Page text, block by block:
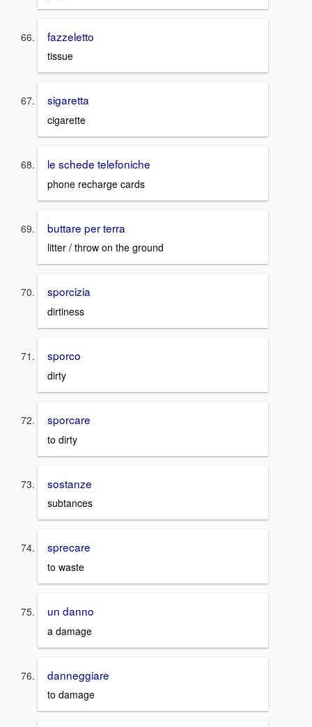
fazzeletto
tissue
sigaretta
cigarette
le schede telefoniche
phone recharge cards
buttare per terra
litter / throw on the ground
sporcizia
dirtiness
sporco
dirty
sporcare
to dirty
sostanze
subtances
sprecare
to waste
un danno
a damage
danneggiare
to damage